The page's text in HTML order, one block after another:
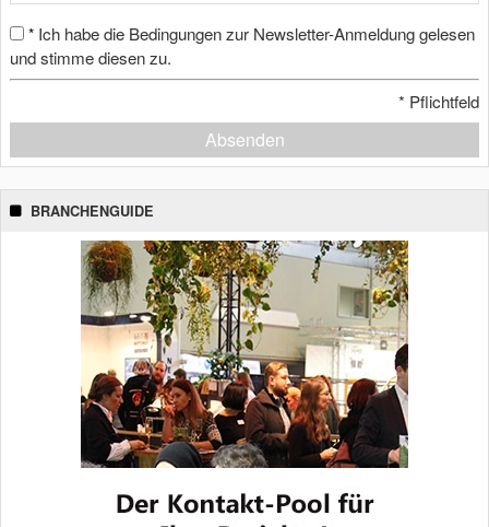
* Ich habe die Bedingungen zur Newsletter-Anmeldung gelesen
und stimme diesen zu.
* Pflichtfeld
Absenden
BRANCHENGUIDE